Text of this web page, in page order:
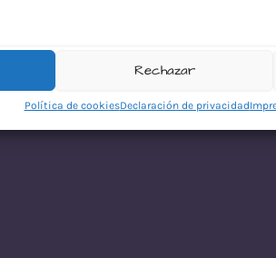
Rechazar
Política de cookiesDeclaración de privacidad